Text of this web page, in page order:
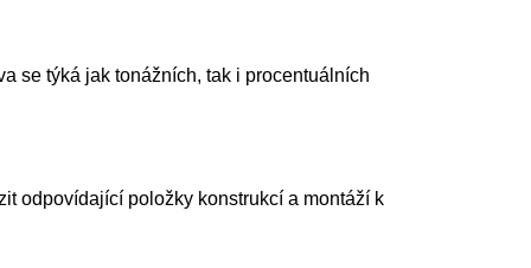
se týká jak tonážních, tak i procentuálních
odpovídající položky konstrukcí a montáží k